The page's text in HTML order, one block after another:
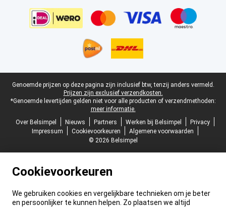
Juridische voettekst
Genoemde prijzen op deze pagina zijn inclusief btw, tenzij anders vermeld.
Prijzen zijn exclusief verzendkosten.
*Genoemde levertijden gelden niet voor alle producten of verzendmethoden:
meer informatie.
Over Belsimpel
Nieuws Partners Werken bij Belsimpel
Privacy
Impressum
Cookievoorkeuren
Algemene voorwaarden
© 2026 Belsimpel
Cookievoorkeuren
We gebruiken cookies en vergelijkbare technieken om je beter
en persoonlijker te kunnen helpen. Zo plaatsen we altijd